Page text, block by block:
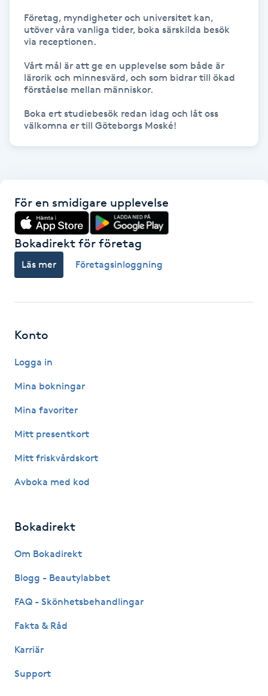
Fransfärgning
Fransförlängning
Fransrengöring
Frekvensterapi
Friskvård
Friskvårdsmassage
Frisör
Färgning
Föning
G
Gel naglar
Gelenaglar
Gellack
Gravidmassage
Gravidyoga
Företag, myndigheter och universitet kan,
utöver våra vanliga tider, boka särskilda besök
via receptionen.
Vårt mål är att ge en upplevelse som både är
lärorik och minnesvärd, och som bidrar till ökad
förståelse mellan människor.
Boka ert studiebesök redan idag och låt oss
För en smidigare upplevelse
Bokadirekt för företag
Läs mer Företagsinloggning
Konto
Logga in
Mina bokningar
Mina favoriter
Mitt presentkort
Mitt friskvårdskort
Avboka med kod
Bokadirekt
Om Bokadirekt
Blogg - Beautylabbet
FAQ - Skönhetsbehandlingar
Fakta & Råd
Karriär
Support